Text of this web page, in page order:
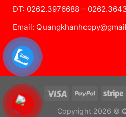
ĐT: 0262.3976688 –
Email:
Visa PayPal
Copyright 2026 ©